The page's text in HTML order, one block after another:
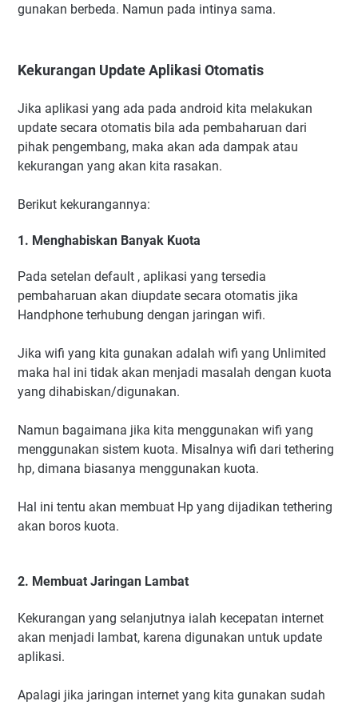
gunakan berbeda. Namun pada intinya sama.
Kekurangan Update Aplikasi Otomatis
Jika aplikasi yang ada pada android kita melakukan
update secara otomatis bila ada pembaharuan dari
pihak pengembang, maka akan ada dampak atau
kekurangan yang akan kita rasakan.
Berikut kekurangannya:
1. Menghabiskan Banyak Kuota
Pada setelan default , aplikasi yang tersedia
pembaharuan akan diupdate secara otomatis jika
Handphone terhubung dengan jaringan wifi.
Jika wifi yang kita gunakan adalah wifi yang Unlimited
maka hal ini tidak akan menjadi masalah dengan kuota
yang dihabiskan/digunakan.
Namun bagaimana jika kita menggunakan wifi yang
menggunakan sistem kuota. Misalnya wifi dari tethering
hp, dimana biasanya menggunakan kuota.
Hal ini tentu akan membuat Hp yang dijadikan tethering
akan boros kuota.
2. Membuat Jaringan Lambat
Kekurangan yang selanjutnya ialah kecepatan internet
akan menjadi lambat, karena digunakan untuk update
aplikasi.
Apalagi jika jaringan internet yang kita gunakan sudah